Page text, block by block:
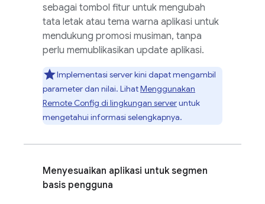
sebagai tombol fitur untuk mengubah
tata letak atau tema warna aplikasi untuk
mendukung promosi musiman, tanpa
perlu memublikasikan update aplikasi.
Implementasi server kini dapat mengambil
parameter dan nilai. LihatMenggunakan
Remote Config di lingkungan serveruntuk
mengetahui informasi selengkapnya.
Menyesuaikan aplikasi untuk segmen
basis pengguna